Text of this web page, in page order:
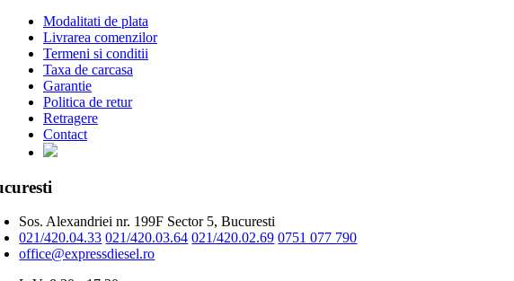
Modalitati de plata
Livrarea comenzilor
Termeni si conditii
Taxa de carcasa
Garantie
Politica de retur
Retragere
Contact
Sos. Alexandriei nr. 199F Sector 5, Bucuresti
021/420.04.33 021/420.03.64 021/420.02.69 0751 077 790
office@expressdiesel.ro